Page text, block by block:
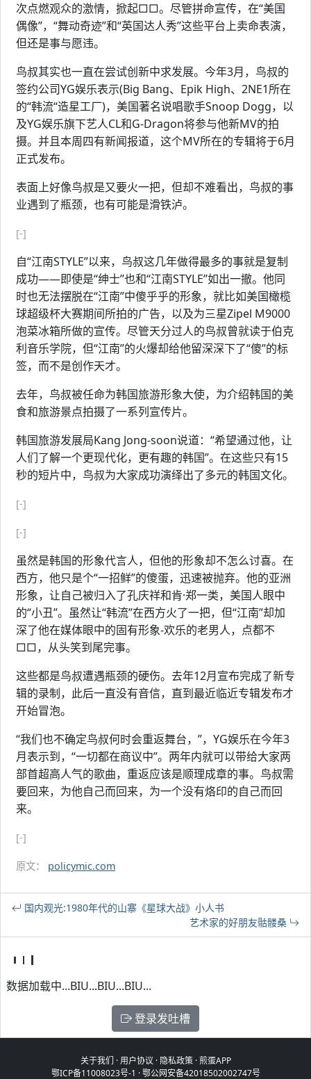
次点燃观众的激情，掀起□□。尽管拼命宣传，在“美国
偶像”，“舞动奇迹”和“英国达人秀”这些平台上卖命表演，
但还是事与愿违。
鸟叔其实也一直在尝试创新中求发展。今年3月，鸟叔的
签约公司YG娱乐表示(Big Bang、Epik High、2NE1所在
的“韩流“造星工厂)，美国著名说唱歌手Snoop Dogg，以
及YG娱乐旗下艺人CL和G-Dragon将参与他新MV的拍
摄。并且本周四有新闻报道，这个MV所在的专辑将于6月
正式发布。
表面上好像鸟叔是又要火一把，但却不难看出，鸟叔的事
业遇到了瓶颈，也有可能是滑铁泸。
[-]
自“江南STYLE”以来，鸟叔这几年做得最多的事就是复制
成功——即使是“绅士”也和“江南STYLE”如出一撤。他同
时也无法摆脱在“江南”中傻乎乎的形象，就比如美国橄榄
球超级杯大赛期间所拍的广告，以及为三星Zipel M9000
泡菜冰箱所做的宣传。尽管天分过人的鸟叔曾就读于伯克
利音乐学院，但“江南”的火爆却给他留深深下了“傻”的标
签，而不是创作天才。
去年，鸟叔被任命为韩国旅游形象大使，为介绍韩国的美
食和旅游景点拍摄了一系列宣传片。
韩国旅游发展局Kang Jong-soon说道：“希望通过他，让
人们了解一个更现代化，更有趣的韩国”。在这些只有15
秒的短片中，鸟叔为大家成功演绎出了多元的韩国文化。
[-]
[-]
虽然是韩国的形象代言人，但他的形象却不怎么讨喜。在
西方，他只是个“一招鲜”的傻蛋，迅速被抛弃。他的亚洲
形象，让自己被归入了孔庆祥和肯·郑一类，美国人眼中
的“小丑”。虽然让“韩流”在西方火了一把，但“江南”却加
深了他在媒体眼中的固有形象-欢乐的老男人，点都不
□□，从头笑到尾完事。
这些都是鸟叔遭遇瓶颈的硬伤。去年12月宣布完成了新专
辑的录制，此后一直没有音信，直到最近临近专辑发布才
开始冒泡。
“我们也不确定鸟叔何时会重返舞台，”，YG娱乐在今年3
月表示到，“一切都在商议中”。两年内就可以带给大家两
部首超高人气的歌曲，重返应该是顺理成章的事。鸟叔需
要回来，为他自己而回来，为一个没有烙印的自己而回
来。
[-]
原文： policymic.com
国内观光:1980年代的山寨《星球大战》小人书
艺术家的好朋友骷髅桑
数据加载中...BIU...BIU...BIU...
登录发吐槽
关于我们 ·用户协议 · 隐私政策·煎蛋APP
鄂ICP备11008023号-1 ·鄂公网安备42018502002747号